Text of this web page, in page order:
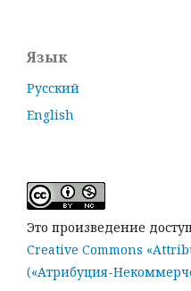
Язык
Русский
English
Это произведение
Creative Commons
(«Атрибуция-